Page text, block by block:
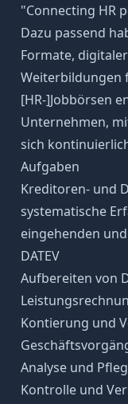
"Connecting HR
Dazu passend
Formate,
Weiterbildungen
[HR-]Jobbörsen
Unternehmen,
sich
Aufgaben
Kreditoren- und
systematische
eingehenden
DATEV
Aufbereiten von
Kontierung und
Analyse und
Kontrolle und